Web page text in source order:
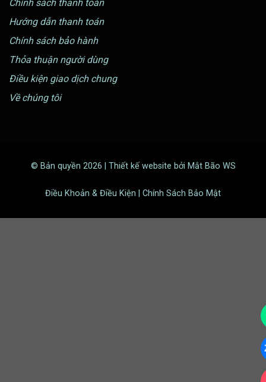
Chính sách thanh toán
Hướng dẫn thanh toán
Chính sách bảo hành
Thỏa thuận người dùng
Điều kiện giao dịch chung
Về chúng tôi
© Bản quyền 2026 | Thiết kế website bởi Mắt Bão WS
Điều Khoản & Điều Kiện | Chính Sách Bảo Mật